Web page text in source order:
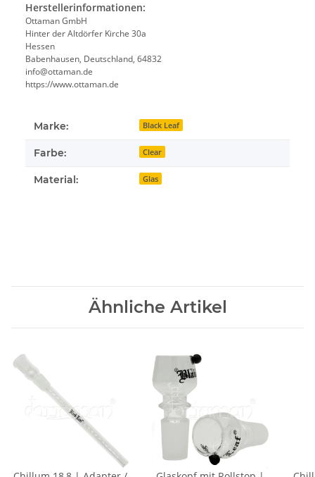
Herstellerinformationen:
Ottaman GmbH
Hinter der Altdörfer Kirche 30a
Hessen
Babenhausen, Deutschland, 64832
info@ottaman.de
https://www.ottaman.de
Marke: Black Leaf
Farbe: Clear
Material: Glas
Ähnliche Artikel